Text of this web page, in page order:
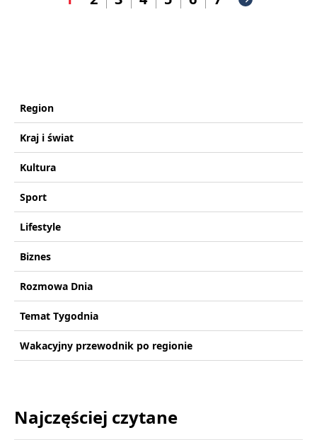
Region
Kraj i świat
Kultura
Sport
Lifestyle
Biznes
Rozmowa Dnia
Temat Tygodnia
Wakacyjny przewodnik po regionie
Najczęściej czytane